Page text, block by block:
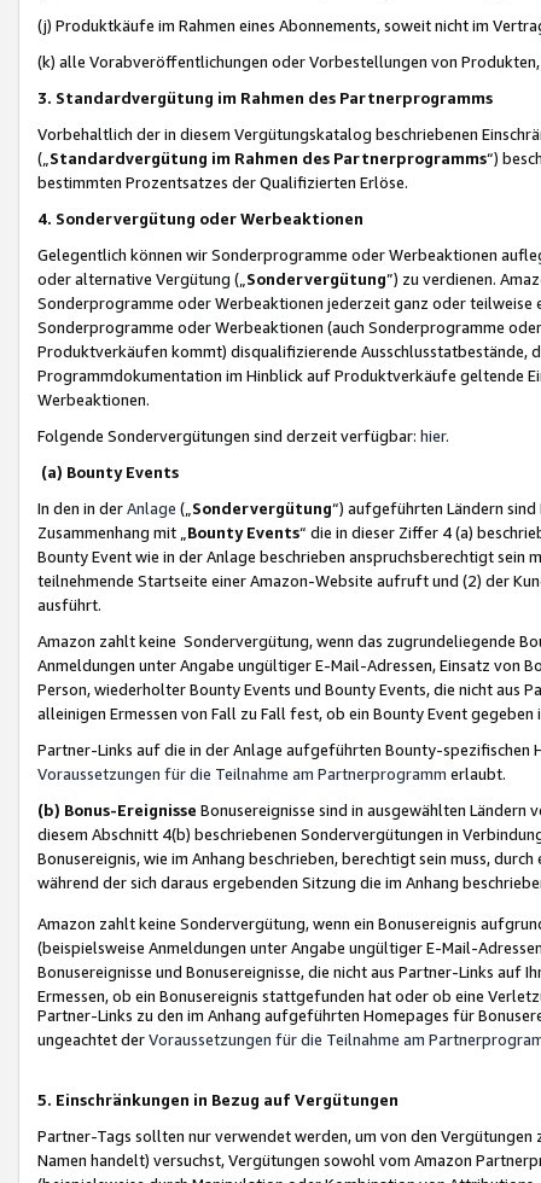
(j) Produktkäufe im Rahmen eines Abonnements, soweit nicht im
(k) alle Vorabveröffentlichungen oder Vorbestellungen von
3. Standardvergütung im Rahmen des Partnerprogramms
Vorbehaltlich der in diesem Vergütungskatalog beschriebenen
(„ Standardvergütung im Rahmen des Partnerprogramms“)
bestimmten Prozentsatzes der Qualifizierten Erlöse.
4. Sondervergütung oder Werbeaktionen
Gelegentlich können wir Sonderprogramme oder Werbeaktionen
oder alternative Vergütung („ Sondervergütung”) zu verdienen.
Sonderprogramme oder Werbeaktionen jederzeit ganz oder
Sonderprogramme oder Werbeaktionen (auch Sonderprogramme
Produktverkäufen kommt) disqualifizierende Ausschlusstatbestände,
Programmdokumentation im Hinblick auf Produktverkäufe geltende
Werbeaktionen.
Folgende Sondervergütungen sind derzeit verfügbar: hier.
(a) Bounty Events
In den in derAnlage („ Sondervergütung“) aufgeführten Ländern
Zusammenhang mit „ Bounty Events“ die in dieser Ziffer 4 (a)
Bounty Event wie in der Anlage beschrieben anspruchsberechtigt sein
teilnehmende Startseite einer Amazon-Website aufruft und (2) der
ausführt.
Amazon zahlt keine Sondervergütung, wenn das zugrundeliegende
Anmeldungen unter Angabe ungültiger E-Mail-Adressen, Einsatz von
Person, wiederholter Bounty Events und Bounty Events, die nicht
alleinigen Ermessen von Fall zu Fall fest, ob ein Bounty Event
Partner-Links auf die in der Anlage aufgeführten Bounty-spezifischen
Voraussetzungen für die Teilnahme am Partnerprogramm erlaubt.
(b) Bonus-Ereignisse Bonusereignisse sind in ausgewählten Ländern
diesem Abschnitt 4(b) beschriebenen Sondervergütungen in
Bonusereignis, wie im Anhang beschrieben, berechtigt sein muss,
während der sich daraus ergebenden Sitzung die im Anhang
Amazon zahlt keine Sondervergütung, wenn ein Bonusereignis
(beispielsweise Anmeldungen unter Angabe ungültiger E-Mail-
Bonusereignisse und Bonusereignisse, die nicht aus Partner-Links auf
Ermessen, ob ein Bonusereignis stattgefunden hat oder ob eine
Partner-Links zu den im Anhang aufgeführten Homepages für
ungeachtet derVoraussetzungen für die Teilnahme am
5. Einschränkungen in Bezug auf Vergütungen
Partner-Tags sollten nur verwendet werden, um von den
Namen handelt) versuchst, Vergütungen sowohl vom Amazon